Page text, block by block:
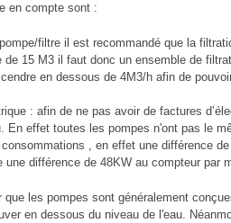
en compte sont :
filtre il est recommandé que la
de 15 M3 il faut donc un ensemble de
en dessous de 4M3/h afin de
: afin de ne pas avoir de factures
En effet toutes les pompes n'ont pas le
, en effet une différence
une différence de 48KW au compteur par
les pompes sont généralement
en dessous du niveau de l'eau.